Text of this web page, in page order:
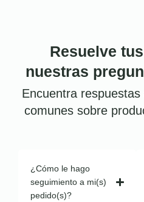
Resuelve
nuestras
Encuentra
comunes sobre
¿Cómo le hago
seguimiento a mi(s)
pedido(s)?